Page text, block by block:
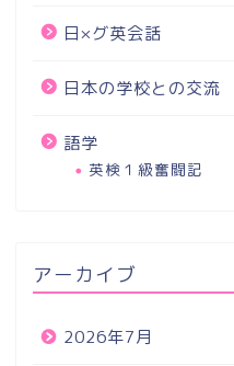
日×グ英会話
日本の学校との交流
語学
英検１級奮闘記
アーカイブ
2026年7月